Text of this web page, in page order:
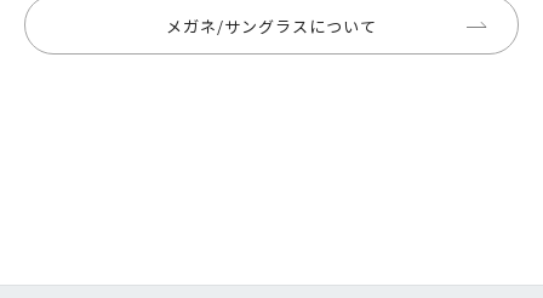
メガネ/サングラスについて